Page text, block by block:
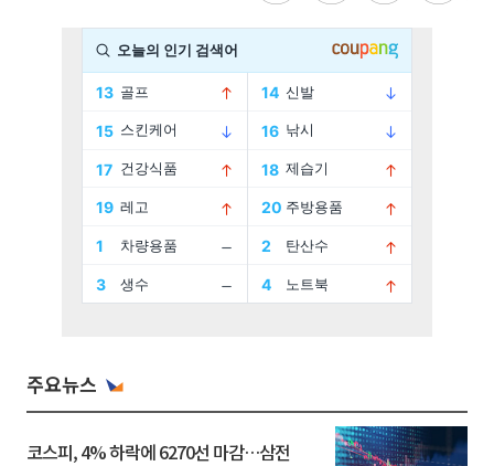
주요뉴스
코스피, 4% 하락에 6270선 마감…삼전